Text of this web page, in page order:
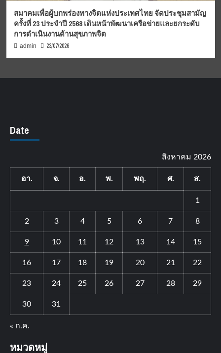
สมาคมเพื่อผู้บกพร่องทางจิตแห่งประเทศไทย จัดประชุมสามัญ
ครั้งที่ 23 ประจำปี 2568 เดินหน้าพัฒนาเครือข่ายและยกระดับ
การดำเนินงานด้านสุขภาพจิต
admin 23/07/2026
Date
สิงหาคม 2026
อา. จ. อ. พ. พฤ. ศ. ส.
1
2 3 4 5 6 7 8
9 10 11 12 13 14 15
16 17 18 19 20 21 22
23 24 25 26 27 28 29
30 31
« ก.ค.
หมวดหมู่